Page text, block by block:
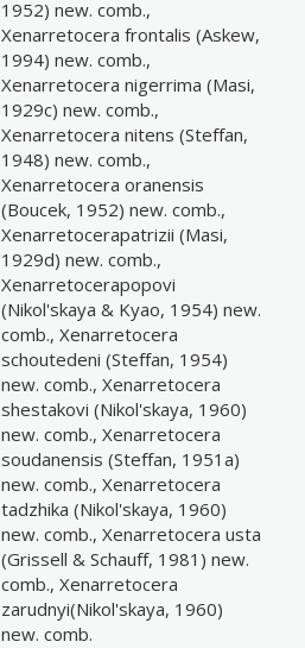
1952) new. comb.,
Xenarretocera frontalis (Askew,
1994) new. comb.,
Xenarretocera nigerrima (Masi,
1929c) new. comb.,
Xenarretocera nitens (Steffan,
1948) new. comb.,
Xenarretocera oranensis
(Boucek, 1952) new. comb.,
Xenarretocerapatrizii (Masi,
1929d) new. comb.,
Xenarretocerapopovi
(Nikol'skaya & Kyao, 1954) new.
comb., Xenarretocera
schoutedeni (Steffan, 1954)
new. comb., Xenarretocera
shestakovi (Nikol'skaya, 1960)
new. comb., Xenarretocera
soudanensis (Steffan, 1951a)
new. comb., Xenarretocera
tadzhika (Nikol'skaya, 1960)
new. comb., Xenarretocera usta
(Grissell & Schauff, 1981) new.
comb., Xenarretocera
zarudnyi(Nikol'skaya, 1960)
new. comb.